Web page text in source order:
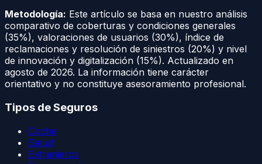
Metodología: Este artículo se basa en nuestro análisis
comparativo de coberturas y condiciones generales
(35%), valoraciones de usuarios (30%), índice de
reclamaciones y resolución de siniestros (20%) y nivel
de innovación y digitalización (15%). Actualizado en
agosto de 2026. La información tiene carácter
orientativo y no constituye asesoramiento profesional.
Tipos de Seguros
Coche
Salud
Extranjeros